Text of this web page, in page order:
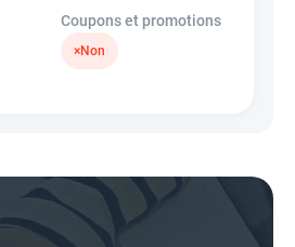
Coupons et promotions
×Non